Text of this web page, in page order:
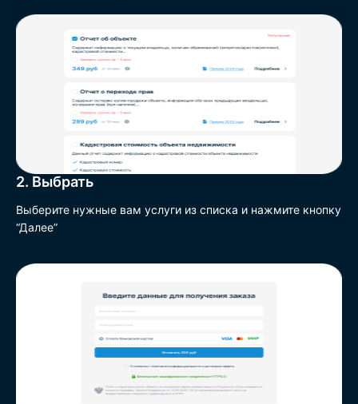
2. Выбрать
Выберите нужные вам услуги из списка и нажмите кнопку
“Далее”